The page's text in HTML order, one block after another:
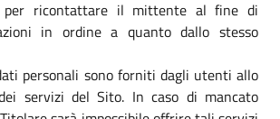
per ricontattare il mittente al fine di
in ordine a quanto dallo stesso
personali sono forniti dagli utenti allo
servizi del Sito. In caso di mancato